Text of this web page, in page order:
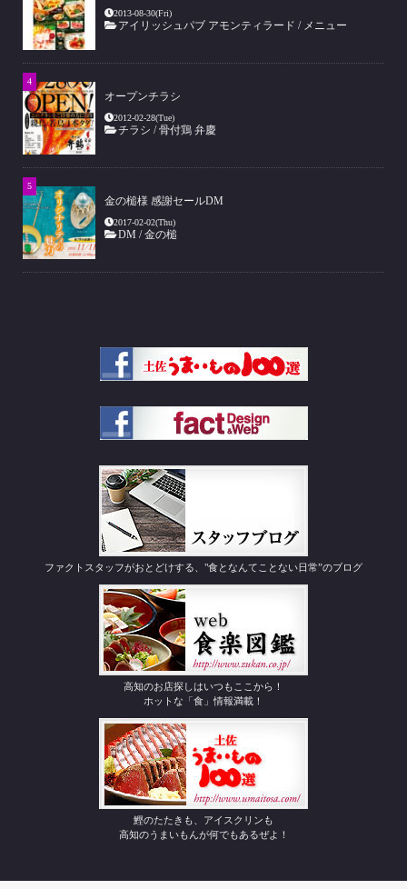
2013-08-30(Fri)
アイリッシュパブ アモンティラード / メニュー
オープンチラシ
2012-02-28(Tue)
チラシ /骨付鶏 弁慶
金の槌様 感謝セールDM
2017-02-02(Thu)
DM /金の槌
ファクトスタッフがおとどけする、"食となんてことない日常”のブログ
高知のお店探しはいつもここから！
ホットな「食」情報満載！
鰹のたたきも、アイスクリンも
高知のうまいもんが何でもあるぜよ！